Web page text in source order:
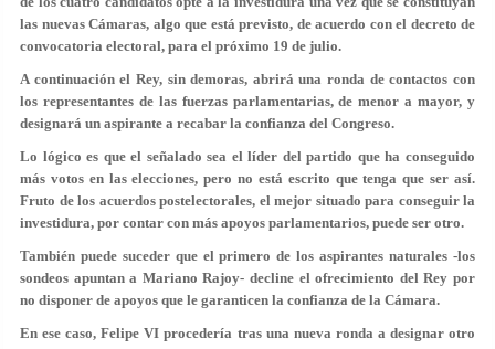
las nuevas Cámaras, algo que está previsto, de acuerdo con el decreto de
convocatoria electoral, para el próximo 19 de julio.
A continuación el Rey, sin demoras, abrirá una ronda de contactos con
los representantes de las fuerzas parlamentarias, de menor a mayor, y
designará un aspirante a recabar la confianza del Congreso.
Lo lógico es que el señalado sea el líder del partido que ha conseguido
más votos en las elecciones, pero no está escrito que tenga que ser así.
Fruto de los acuerdos postelectorales, el mejor situado para conseguir la
investidura, por contar con más apoyos parlamentarios, puede ser otro.
También puede suceder que el primero de los aspirantes naturales -los
sondeos apuntan a Mariano Rajoy- decline el ofrecimiento del Rey por
no disponer de apoyos que le garanticen la confianza de la Cámara.
En ese caso, Felipe VI procedería tras una nueva ronda a designar otro